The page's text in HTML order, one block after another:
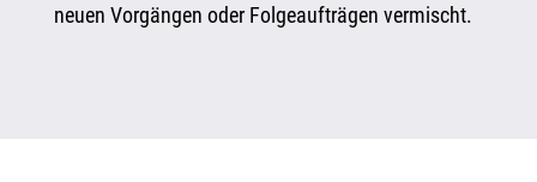
neuen Vorgängen oder Folgeaufträgen vermischt.